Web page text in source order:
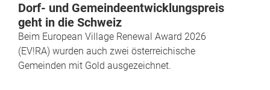
Dorf- und Gemeindeentwicklungspreis
geht in die Schweiz
Beim European Village Renewal Award 2026
(EV!RA) wurden auch zwei österreichische
Gemeinden mit Gold ausgezeichnet.